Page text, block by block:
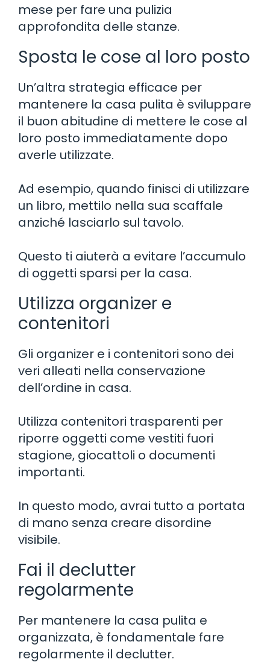
mese per fare una pulizia
approfondita delle stanze.
Sposta le cose al loro posto
Un’altra strategia efficace per
mantenere la casa pulita è sviluppare
il buon abitudine di mettere le cose al
loro posto immediatamente dopo
averle utilizzate.
Ad esempio, quando finisci di utilizzare
un libro, mettilo nella sua scaffale
anziché lasciarlo sul tavolo.
Questo ti aiuterà a evitare l’accumulo
di oggetti sparsi per la casa.
Utilizza organizer e
contenitori
Gli organizer e i contenitori sono dei
veri alleati nella conservazione
dell’ordine in casa.
Utilizza contenitori trasparenti per
riporre oggetti come vestiti fuori
stagione, giocattoli o documenti
importanti.
In questo modo, avrai tutto a portata
di mano senza creare disordine
visibile.
Fai il declutter
regolarmente
Per mantenere la casa pulita e
organizzata, è fondamentale fare
regolarmente il declutter.